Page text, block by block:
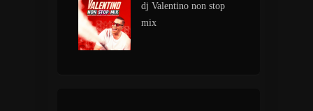
dj Valentino non stop
mix